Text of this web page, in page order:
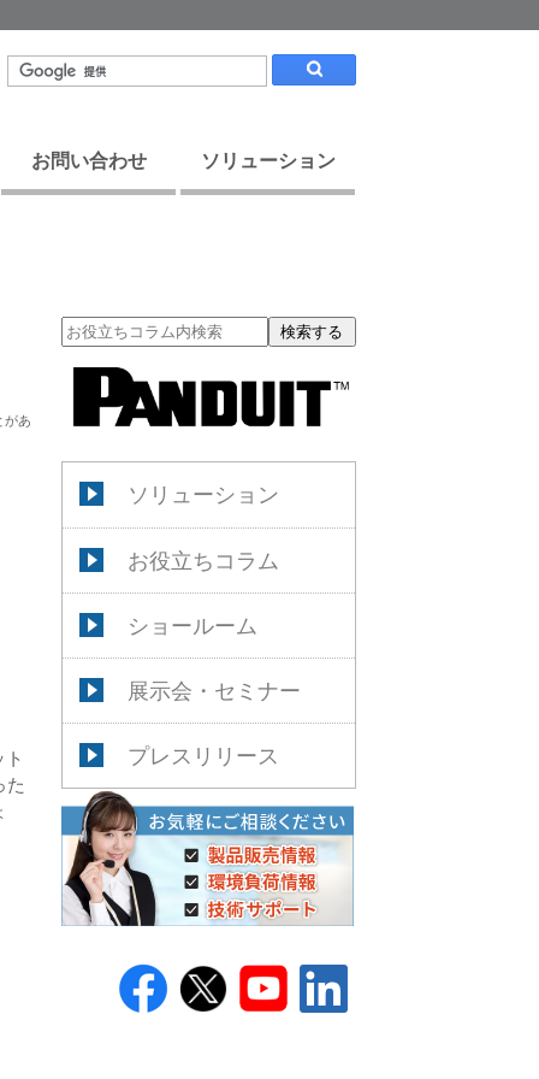
お問い合わせ ソリューション
検索する
ソリューション
お役立ちコラム
ショールーム
展示会・セミナー
プレスリリース
があ
た